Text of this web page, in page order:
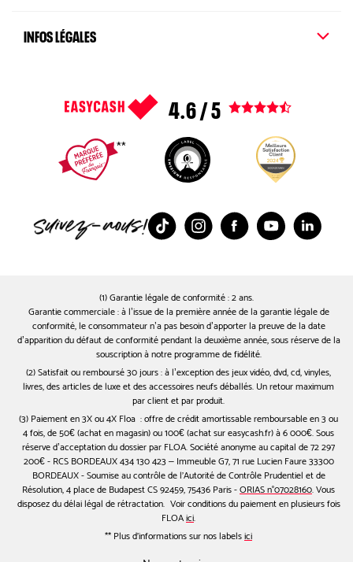
INFOS LÉGALES
4.6 / 5 1 2 3 4 5
Voir tous les avis
TikTokInstagramFacebookYoutube
(1) Garantie légale de conformité : 2 ans.
Garantie commerciale : à l’issue de la première année de la garantie légale de
conformité, le consommateur n’a pas besoin d’apporter la preuve de la date
d’apparition du défaut de conformité pendant la deuxième année, sous réserve de la
souscription à notre programme de fidélité.
(2) Satisfait ou remboursé 30 jours : à l’exception des jeux vidéo, dvd, cd, vinyles,
livres, des articles de luxe et des accessoires neufs déballés. Un retour maximum
par client et par produit.
(3) Paiement en 3X ou 4X Floa : offre de crédit amortissable remboursable en 3 ou
4 fois, de 50€ (achat en magasin) ou 100€ (achat sur easycash.fr) à 6 000€. Sous
réserve d’acceptation du dossier par FLOA. Société anonyme au capital de 72 297
200€ - RCS BORDEAUX 434 130 423 – Immeuble G7, 71 rue Lucien Faure 33300
BORDEAUX - Soumise au contrôle de l'Autorité de Contrôle Prudentiel et de
Résolution, 4 place de Budapest CS 92459, 75436 Paris -ORIAS n°07028160. Vous
disposez du délai légal de rétractation. Voir conditions du paiement en plusieurs fois
FLOAici.
** Plus d'informations sur nos labelsici